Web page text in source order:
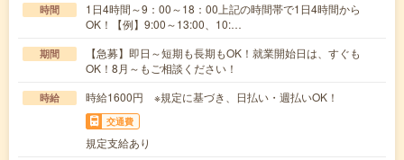
時間
1日4時間～9：00～18：00上記の時間帯で1日4時間から
OK！【例】9:00～13:00、10:…
期間
【急募】即日～短期も長期もOK！就業開始日は、すぐも
OK！8月～もご相談ください！
時給 時給1600円 ※規定に基づき、日払い・週払いOK！
交通費
規定支給あり